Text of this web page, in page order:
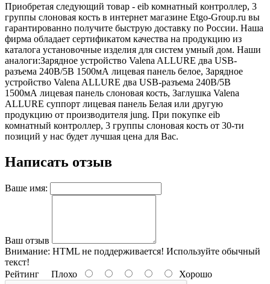
Приобретая следующий товар - eib комнатный контроллер, 3
группы слоновая кость в интернет магазине Etgo-Group.ru вы
гарантированно получите быструю доставку по России. Наша
фирма обладает сертификатом качества на продукцию из
каталога установочные изделия для систем умный дом. Наши
аналоги:Зарядное устройство Valena ALLURE два USB-
разъема 240В/5В 1500мА лицевая панель белое, Зарядное
устройство Valena ALLURE два USB-разъема 240В/5В
1500мА лицевая панель слоновая кость, Заглушка Valena
ALLURE суппорт лицевая панель Белая или другую
продукцию от производителя jung. При покупке eib
комнатный контроллер, 3 группы слоновая кость от 30-ти
позиций у нас будет лучшая цена для Вас.
Написать отзыв
Ваше имя:
Ваш отзыв
Внимание: HTML не поддерживается! Используйте обычный
текст!
Рейтинг Плохо Хорошо